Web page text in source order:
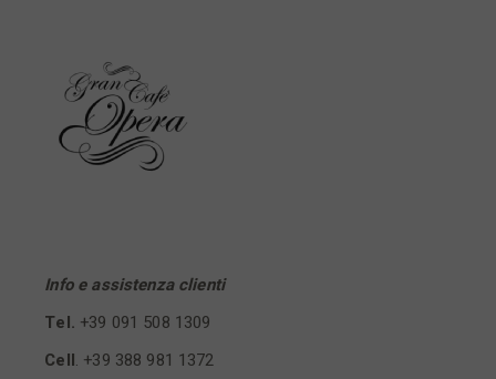
Info e assistenza clienti
Tel. +39 091 508 1309
Cell. +39 388 981 1372